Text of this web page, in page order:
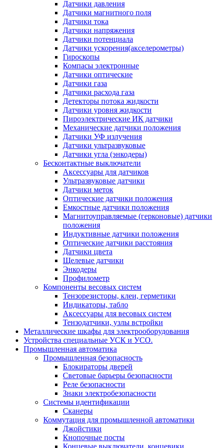
Датчики давления
Датчики магнитного поля
Датчики тока
Датчики напряжения
Датчики потенциала
Датчики ускорения(акселерометры)
Гироскопы
Компасы электронные
Датчики оптические
Датчики газа
Датчики расхода газа
Детекторы потока жидкости
Датчики уровня жидкости
Пироэлектрические ИК датчики
Механические датчики положения
Датчики УФ излучения
Датчики ультразвуковые
Датчики угла (энкодеры)
Бесконтактные выключатели
Аксессуары для датчиков
Ультразвуковые датчики
Датчики меток
Оптические датчики положения
Емкостные датчики положения
Магнитоуправляемые (герконовые) датчики
положения
Индуктивные датчики положения
Оптические датчики расстояния
Датчики цвета
Щелевые датчики
Энкодеры
Профилометр
Компоненты весовых систем
Тензорезисторы, клеи, герметики
Индикаторы, табло
Аксессуары для весовых систем
Тензодатчики, узлы встройки
Металлические шкафы для электрооборудования
Устройства специальные УСК и УСО.
Промышленная автоматика
Промышленная безопасность
Блокираторы дверей
Световые барьеры безопасности
Реле безопасности
Знаки электробезопасности
Системы идентификации
Сканеры
Коммутация для промышленной автоматики
Джойстики
Кнопочные посты
Концевые выключатели, концевики